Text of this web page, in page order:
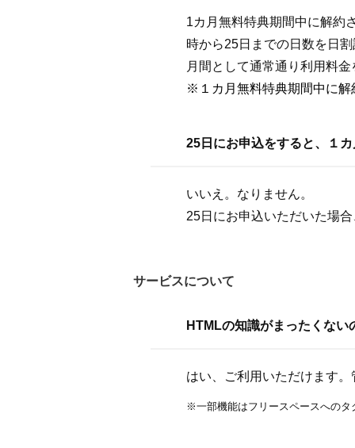
1カ月無料特典期間中に解約
時から25日までの日数を日
月間として通常通り利用料
※１カ月無料特典期間中に解
25日にお申込をすると、１
いいえ。なりません。
25日にお申込いただいた場
サービスについて
HTMLの知識がまったくな
はい、ご利用いただけます
※一部機能はフリースペースへのタ